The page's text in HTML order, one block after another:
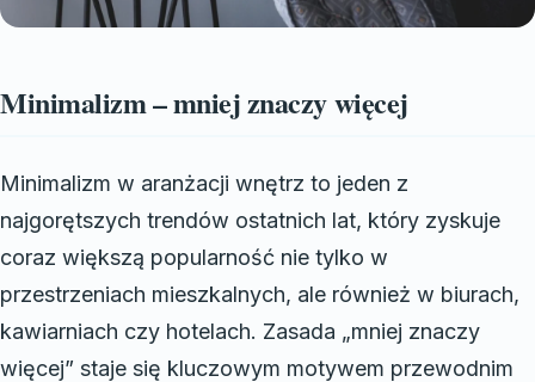
Minimalizm – mniej znaczy więcej
Minimalizm w aranżacji wnętrz to jeden z
najgorętszych trendów ostatnich lat, który zyskuje
coraz większą popularność nie tylko w
przestrzeniach mieszkalnych, ale również w biurach,
kawiarniach czy hotelach. Zasada „mniej znaczy
więcej” staje się kluczowym motywem przewodnim